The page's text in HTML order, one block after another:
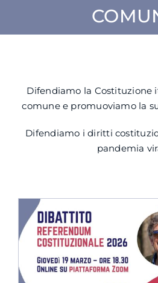
CLASS
Difendiamo la Costituzione
comune e promuoviamo la
Difendiamo i diritti
pandemia